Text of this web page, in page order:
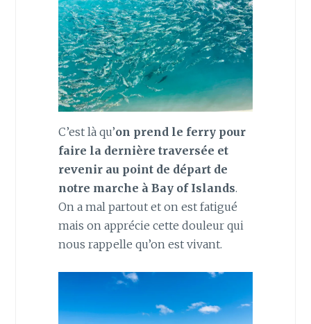
C’est là qu’on prend le ferry pour
faire la dernière traversée et
revenir au point de départ de
notre marche à Bay of Islands.
On a mal partout et on est fatigué
mais on apprécie cette douleur qui
nous rappelle qu’on est vivant.